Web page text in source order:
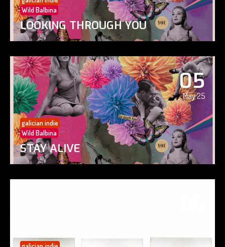
Wild Balbina
LOOKING THROUGH YOU
05
May 25
galician indie
Wild Balbina
STAY ALIVE